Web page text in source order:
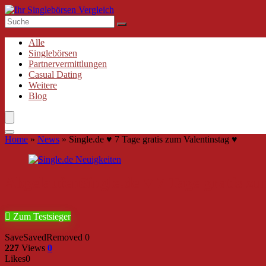
Alle
Singlebörsen
Partnervermittlungen
Casual Dating
Weitere
Blog
Home » News » Single.de ♥ 7 Tage gratis zum Valentinstag ♥
Zum Testsieger
SaveSavedRemoved 0
227 Views 0
Likes0